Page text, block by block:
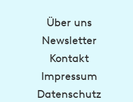
Über uns
Newsletter
Kontakt
Impressum
Datenschutz